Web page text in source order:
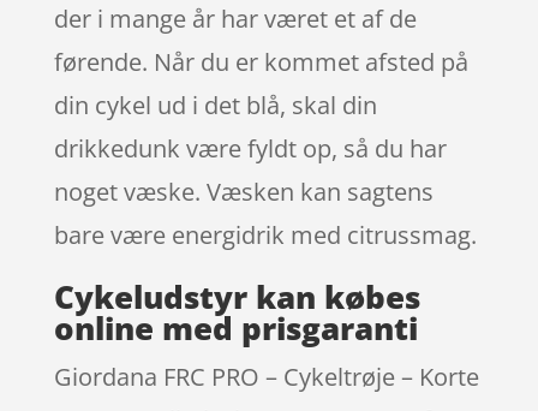
der i mange år har været et af de
førende. Når du er kommet afsted på
din cykel ud i det blå, skal din
drikkedunk være fyldt op, så du har
noget væske. Væsken kan sagtens
bare være energidrik med citrussmag.
Cykeludstyr kan købes
online med prisgaranti
Giordana FRC PRO – Cykeltrøje – Korte